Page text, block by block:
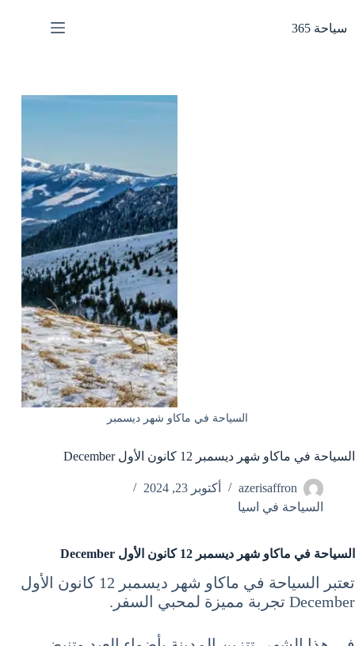
المحتوى
سياحة 365
السياحة في ماكاو شهر ديسمبر
السياحة في ماكاو شهر ديسمبر 12 كانون الأول December
azerisaffron
أكتوبر 23, 2024
السياحة في اسيا
السياحة في ماكاو شهر ديسمبر 12 كانون الأول December
تعتبر السياحة في ماكاو شهر ديسمبر 12 كانون الأول
December تجربة مميزة لمحبي السفر.